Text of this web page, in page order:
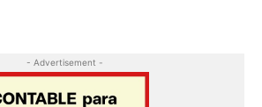
- Advertisement -